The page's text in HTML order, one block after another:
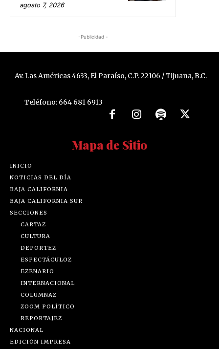
agosto 7, 2026
-Publicidad -
Av. Las Américas 4633, El Paraíso, C.P. 22106 / Tijuana, B.C.
Teléfono: 664 681 6913
Mapa de Sitio
INICIO
NOTICIAS DEL DÍA
BAJA CALIFORNIA
BAJA CALIFORNIA SUR
SECCIONES
CARTAZ
CULTURA
DEPORTEZ
ESPECTÁCULOZ
EZENARIO
INTERNACIONAL
COLUMNAZ
ZOOM POLÍTICO
REPORTAJEZ
NACIONAL
EDICIÓN IMPRESA